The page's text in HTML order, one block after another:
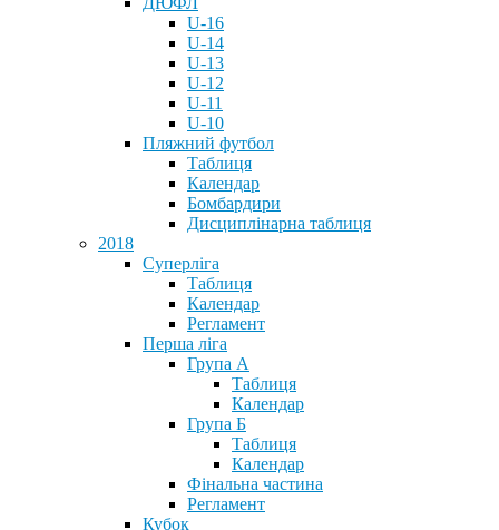
U-16
U-14
U-13
U-12
U-11
U-10
Пляжний футбол
Таблиця
Календар
Бомбардири
Дисциплінарна таблиця
2018
Суперліга
Таблиця
Календар
Регламент
Перша ліга
Група А
Таблиця
Календар
Група Б
Таблиця
Календар
Фінальна частина
Регламент
Кубок